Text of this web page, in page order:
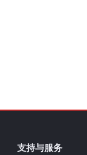
支持与服务